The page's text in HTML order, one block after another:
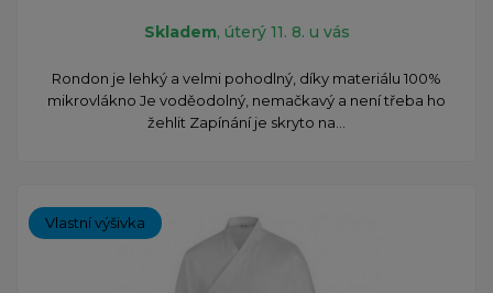
Skladem, úterý 11. 8. u vás
Rondon je lehký a velmi pohodlný, díky materiálu 100%
mikrovlákno Je voděodolný, nemačkavý a není třeba ho
žehlit Zapínání je skryto na...
Vlastní výšivka